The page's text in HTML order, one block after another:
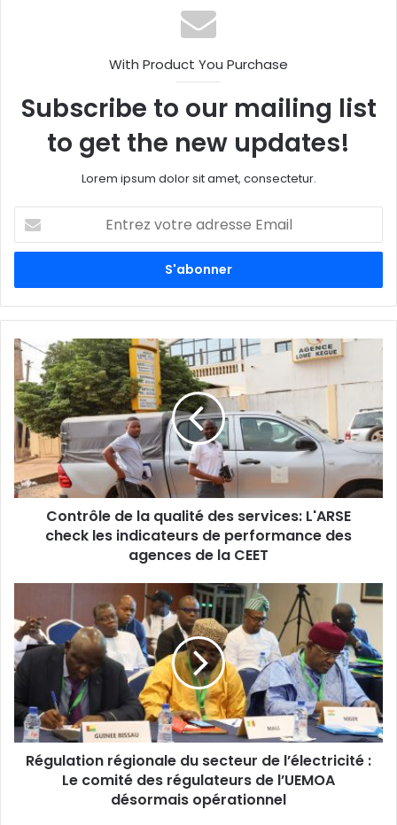
e
With Product You Purchase
Subscribe to our mailing list
to get the new updates!
Lorem ipsum dolor sit amet, consectetur.
t
e
z
o
t
r
e
a
d
r
e
s
a
l
Contrôle de la qualité des services: L'ARSE
check les indicateurs de performance des
agences de la CEET
Régulation régionale du secteur de l’électricité :
Le comité des régulateurs de l’UEMOA
désormais opérationnel